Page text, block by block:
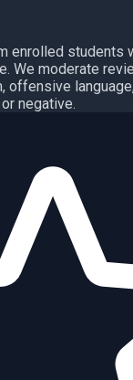
enrolled students
We moderate
offensive
negative.